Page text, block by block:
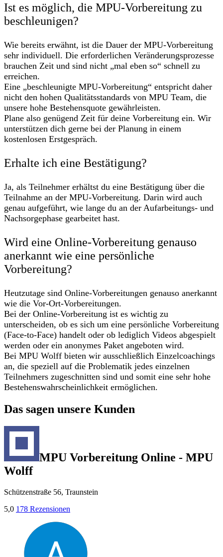
Ist es möglich, die MPU-Vorbereitung zu
beschleunigen?
Wie bereits erwähnt, ist die Dauer der MPU-Vorbereitung
sehr individuell. Die erforderlichen Veränderungsprozesse
brauchen Zeit und sind nicht „mal eben so“ schnell zu
erreichen.
Eine „beschleunigte MPU-Vorbereitung“ entspricht daher
nicht den hohen Qualitätsstandards von MPU Team, die
unsere hohe Bestehensquote gewährleisten.
Plane also genügend Zeit für deine Vorbereitung ein. Wir
unterstützen dich gerne bei der Planung in einem
kostenlosen Erstgespräch.
Erhalte ich eine Bestätigung?
Ja, als Teilnehmer erhältst du eine Bestätigung über die
Teilnahme an der MPU-Vorbereitung. Darin wird auch
genau aufgeführt, wie lange du an der Aufarbeitungs- und
Nachsorgephase gearbeitet hast.
Wird eine Online-Vorbereitung genauso
anerkannt wie eine persönliche
Vorbereitung?
Heutzutage sind Online-Vorbereitungen genauso anerkannt
wie die Vor-Ort-Vorbereitungen.
Bei der Online-Vorbereitung ist es wichtig zu
unterscheiden, ob es sich um eine persönliche Vorbereitung
(Face-to-Face) handelt oder ob lediglich Videos abgespielt
werden oder ein anonymes Paket angeboten wird.
Bei MPU Wolff bieten wir ausschließlich Einzelcoachings
an, die speziell auf die Problematik jedes einzelnen
Teilnehmers zugeschnitten sind und somit eine sehr hohe
Bestehenswahrscheinlichkeit ermöglichen.
Das sagen unsere Kunden
MPU Vorbereitung Online - MPU
Wolff
Schützenstraße 56, Traunstein
5,0 178 Rezensionen